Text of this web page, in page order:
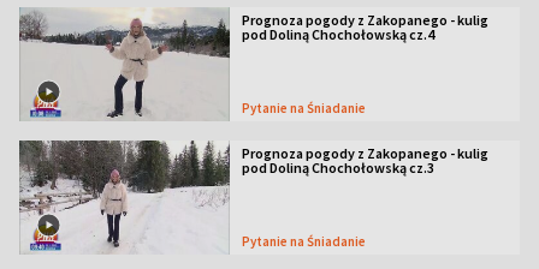
Prognoza pogody z Zakopanego - kulig
pod Doliną Chochołowską cz.4
Pytanie na Śniadanie
Prognoza pogody z Zakopanego - kulig
pod Doliną Chochołowską cz.3
Pytanie na Śniadanie